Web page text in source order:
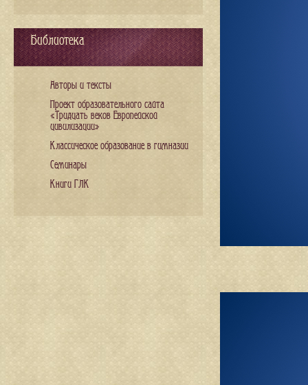
Библиотека
Авторы и тексты
Проект образовательного сайта
«Тридцать веков Европейской
цивилизации»
Классическое образование в гимназии
Семинары
Книги ГЛК